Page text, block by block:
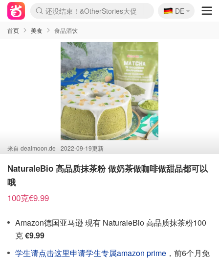
Boticinal 夏促开抢！
4折！lulu周四疯狂上新
还没结束！&OtherStories大促
Joybuy变相75折 随时失效
速领！Stanley独家85折
疑似霸哥！Camper额外叠85折
Zalando 奥莱闪促！每日更新
Moncler反季囤！5折起+叠9折
Coach Brooklyn仅€192
🇩🇪
DE
首页 美食 食品酒饮
来自 dealmoon.de 2022-09-19更新
NaturaleBio 高品质抹茶粉 做奶茶做咖啡做甜品都可以
哦
100克€9.99
Amazon德国亚马逊 现有 NaturaleBio 高品质抹茶粉100
克€9.99
学生请点击这里申请学生专属amazon prime ，前6个月免